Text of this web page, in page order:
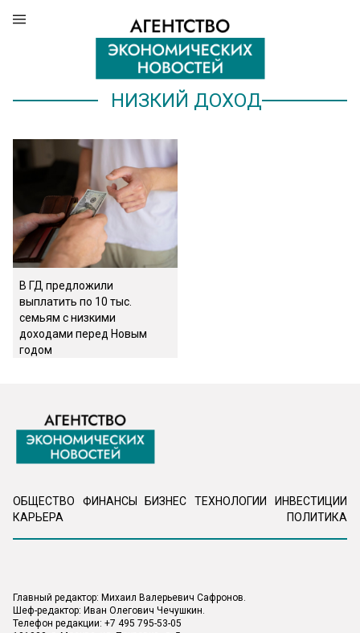
НИЗКИЙ ДОХОД
В ГД предложили
выплатить по 10 тыс.
семьям с низкими
доходами перед Новым
годом
ОБЩЕСТВО ФИНАНСЫ БИЗНЕС ТЕХНОЛОГИИ
ИНВЕСТИЦИИ
КАРЬЕРА
ПОЛИТИКА
Главный редактор: Михаил Валерьевич Сафронов.
Шеф-редактор: Иван Олегович Чечушкин.
Телефон редакции: +7 495 795-53-05